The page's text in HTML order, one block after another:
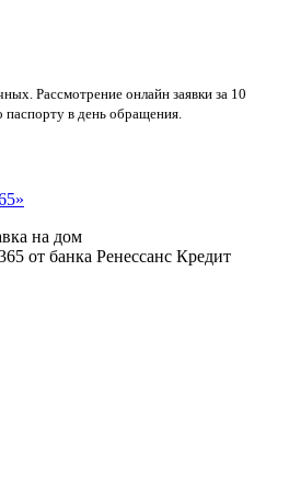
Рассмотрение онлайн заявки за 10
в день обращения.
на дом